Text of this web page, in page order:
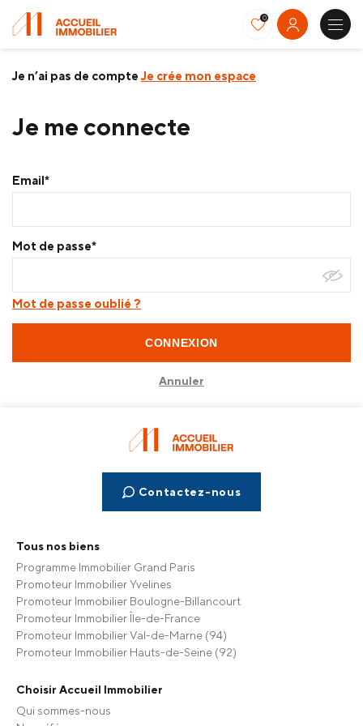
0
Je n’ai pas de compteJe crée mon espace
Je me connecte
Email*
Mot de passe*
Mot de passe oublié ?
CONNEXION
Annuler
Tous nos biens
Programme Immobilier Grand Paris
Promoteur Immobilier Yvelines
Promoteur Immobilier Boulogne-Billancourt
Promoteur Immobilier Île-de-France
Promoteur Immobilier Val-de-Marne (94)
Promoteur Immobilier Hauts-de-Seine (92)
Choisir Accueil Immobilier
Qui sommes-nous
Contactez-nous